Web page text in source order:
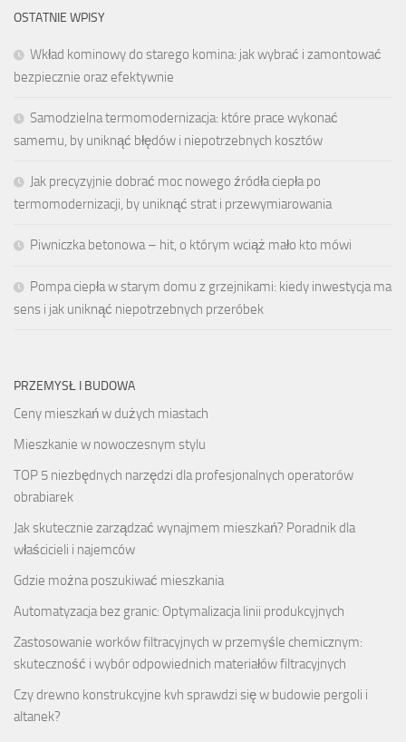
OSTATNIE WPISY
Wkład kominowy do starego komina: jak wybrać i zamontować
bezpiecznie oraz efektywnie
Samodzielna termomodernizacja: które prace wykonać
samemu, by uniknąć błędów i niepotrzebnych kosztów
Jak precyzyjnie dobrać moc nowego źródła ciepła po
termomodernizacji, by uniknąć strat i przewymiarowania
Piwniczka betonowa – hit, o którym wciąż mało kto mówi
Pompa ciepła w starym domu z grzejnikami: kiedy inwestycja ma
sens i jak uniknąć niepotrzebnych przeróbek
PRZEMYSŁ I BUDOWA
Ceny mieszkań w dużych miastach
Mieszkanie w nowoczesnym stylu
TOP 5 niezbędnych narzędzi dla profesjonalnych operatorów
obrabiarek
Jak skutecznie zarządzać wynajmem mieszkań? Poradnik dla
właścicieli i najemców
Gdzie można poszukiwać mieszkania
Automatyzacja bez granic: Optymalizacja linii produkcyjnych
Zastosowanie worków filtracyjnych w przemyśle chemicznym:
skuteczność i wybór odpowiednich materiałów filtracyjnych
Czy drewno konstrukcyjne kvh sprawdzi się w budowie pergoli i
altanek?